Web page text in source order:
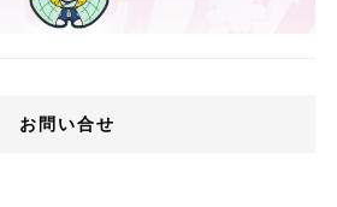
お問い合せ